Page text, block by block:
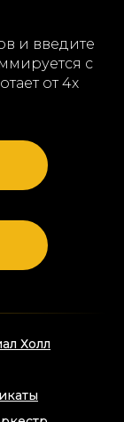
и введите
с
от 4х
Холл